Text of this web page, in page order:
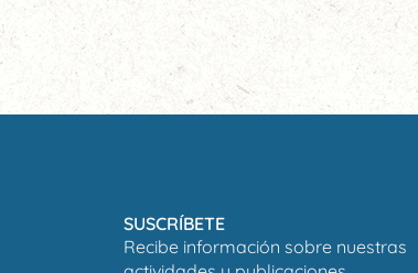
SUSCRÍBETE
Recibe información sobre nuestras